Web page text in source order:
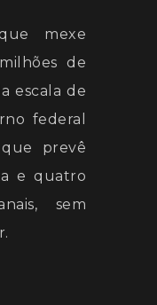
mexe
de
escala de
federal
prevê
e quatro
sem